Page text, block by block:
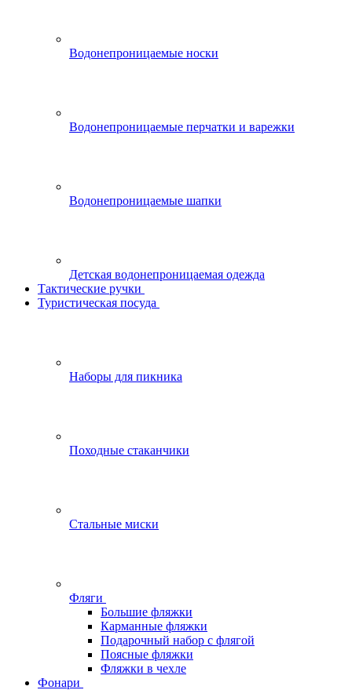
Водонепроницаемые носки
Водонепроницаемые перчатки и варежки
Водонепроницаемые шапки
Детская водонепроницаемая одежда
Тактические ручки
Туристическая посуда
Наборы для пикника
Походные стаканчики
Стальные миски
Фляги
Большие фляжки
Карманные фляжки
Подарочный набор с флягой
Поясные фляжки
Фляжки в чехле
Фонари